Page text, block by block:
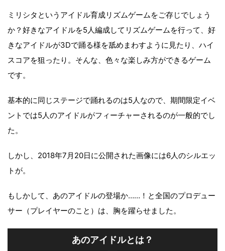
ミリシタというアイドル育成リズムゲームをご存じでしょう
か？好きなアイドルを5人編成してリズムゲームを行って、好
きなアイドルが3Dで踊る様を舐めまわすように見たり、ハイ
スコアを狙ったり。そんな、色々な楽しみ方ができるゲーム
です。
基本的に同じステージで踊れるのは5人なので、期間限定イベ
ントでは5人のアイドルがフィーチャーされるのが一般的でし
た。
しかし、2018年7月20日に公開された画像には6人のシルエッ
トが。
もしかして、あのアイドルの登場か……！と全国のプロデュー
サー（プレイヤーのこと）は、胸を躍らせました。
あのアイドルとは？